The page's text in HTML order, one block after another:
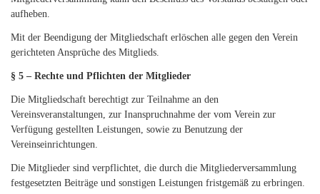
aufheben.
Mit der Beendigung der Mitgliedschaft erlöschen alle gegen den Verein
gerichteten Ansprüche des Mitglieds.
§ 5 – Rechte und Pflichten der Mitglieder
Die Mitgliedschaft berechtigt zur Teilnahme an den
Vereinsveranstaltungen, zur Inanspruchnahme der vom Verein zur
Verfügung gestellten Leistungen, sowie zu Benutzung der
Vereinseinrichtungen.
Die Mitglieder sind verpflichtet, die durch die Mitgliederversammlung
festgesetzten Beiträge und sonstigen Leistungen fristgemäß zu erbringen.